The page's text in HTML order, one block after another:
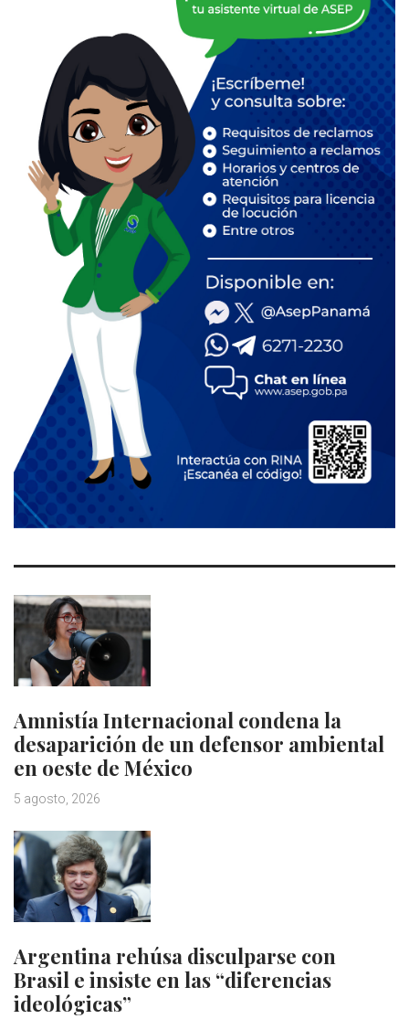
Amnistía Internacional condena la
desaparición de un defensor ambiental
en oeste de México
5 agosto, 2026
Argentina rehúsa disculparse con
Brasil e insiste en las “diferencias
ideológicas”